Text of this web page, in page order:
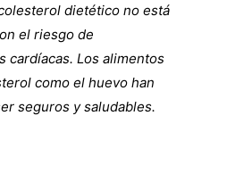
dietético no está
el riesgo de
cardíacas. Los alimentos
como el huevo han
seguros y saludables.